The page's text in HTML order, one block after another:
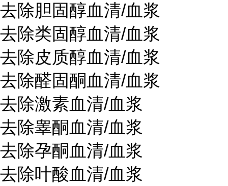
去除胆固醇血清/血浆
去除类固醇血清/血浆
去除皮质醇血清/血浆
去除醛固酮血清/血浆
去除激素血清/血浆
去除睾酮血清/血浆
去除孕酮血清/血浆
去除叶酸血清/血浆